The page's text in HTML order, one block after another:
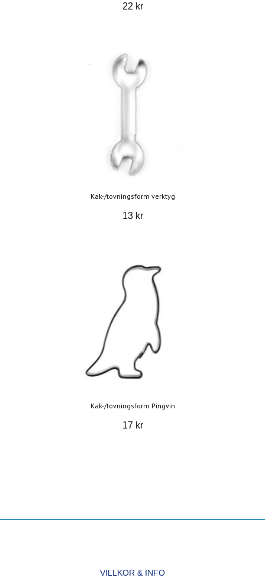
22 kr
Kak-/tovningsform verktyg
13 kr
Kak-/tovningsform Pingvin
17 kr
VILLKOR & INFO